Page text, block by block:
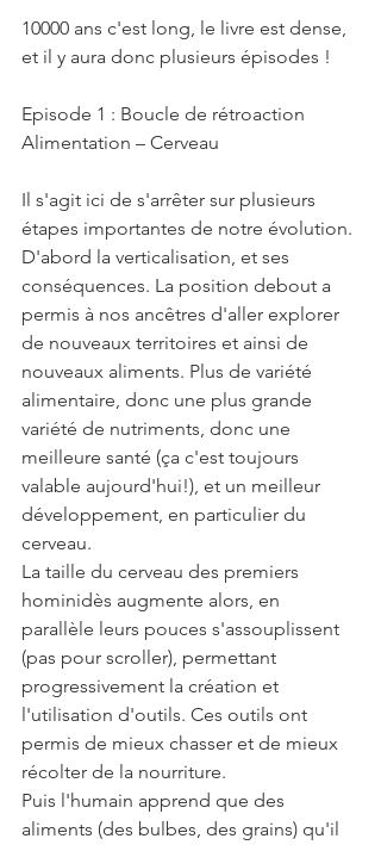
10000 ans c'est long, le livre est dense,
et il y aura donc plusieurs épisodes !
Episode 1 : Boucle de rétroaction
Alimentation – Cerveau
Il s'agit ici de s'arrêter sur plusieurs
étapes importantes de notre évolution.
D'abord la verticalisation, et ses
conséquences. La position debout a
permis à nos ancêtres d'aller explorer
de nouveaux territoires et ainsi de
nouveaux aliments. Plus de variété
alimentaire, donc une plus grande
variété de nutriments, donc une
meilleure santé (ça c'est toujours
valable aujourd'hui!), et un meilleur
développement, en particulier du
cerveau.
La taille du cerveau des premiers
hominidès augmente alors, en
parallèle leurs pouces s'assouplissent
(pas pour scroller), permettant
progressivement la création et
l'utilisation d'outils. Ces outils ont
permis de mieux chasser et de mieux
récolter de la nourriture.
Puis l'humain apprend que des
aliments (des bulbes, des grains) qu'il